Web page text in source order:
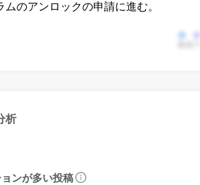
のアンロックの申請に進む。
析
ンが多い投稿